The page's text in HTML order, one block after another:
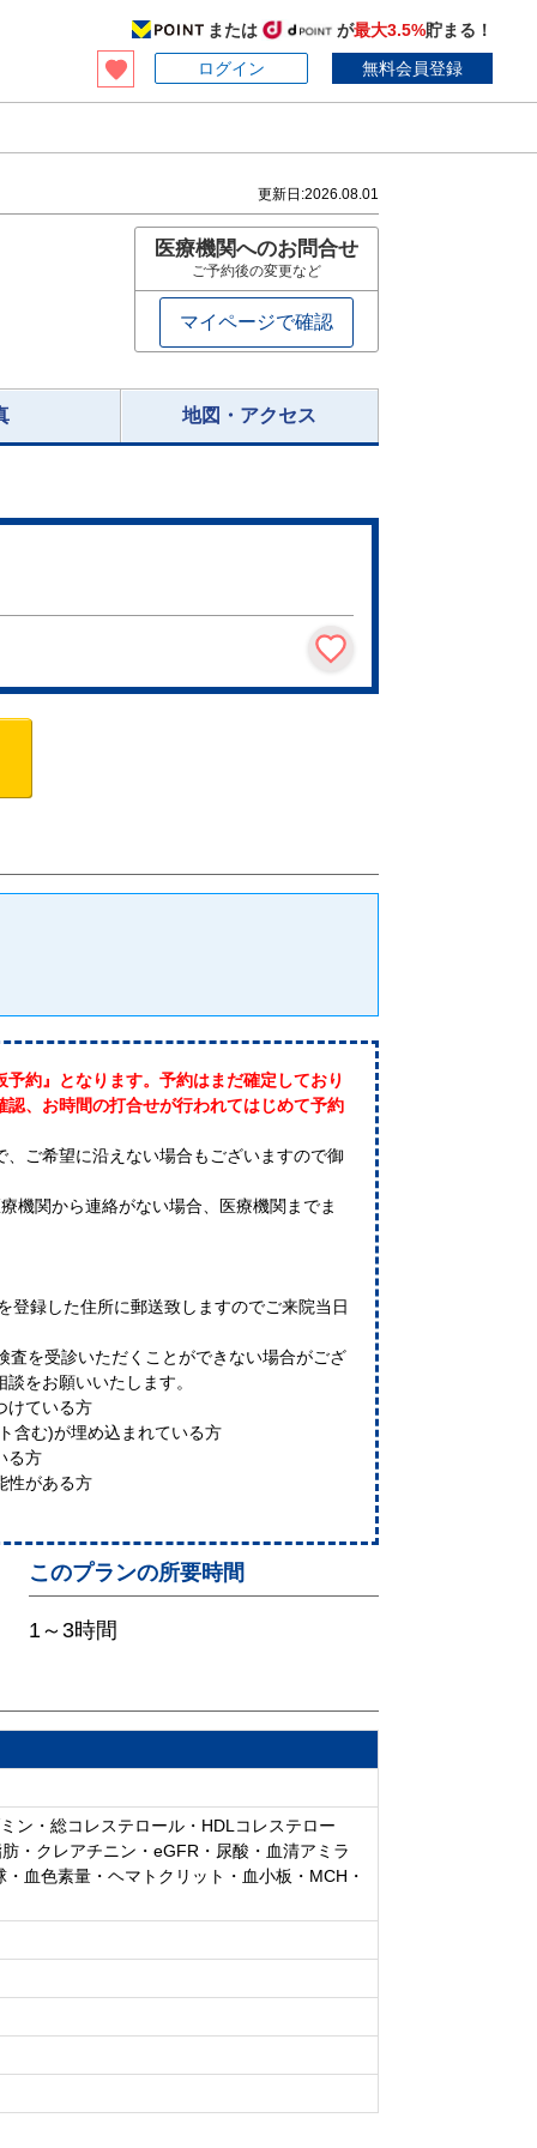
または が最大3.5%貯まる！
ログイン
無料会員登録
更新日:2026.08.01
医療機関へのお問合せ
ご予約後の変更など
マイページで確認
地図・アクセス
約』となります。予約はまだ確定しており
、お時間の打合せが行われてはじめて予約
ご希望に沿えない場合もございますので御
機関から連絡がない場合、医療機関までま
録した住所に郵送致しますのでご来院当日
を受診いただくことができない場合がござ
をお願いいたします。
けている方
含む)が埋め込まれている方
る方
性がある方
このプランの所要時間
1～3時間
ン・総コレステロール・HDLコレステロー
・クレアチニン・eGFR・尿酸・血清アミラ
血色素量・ヘマトクリット・血小板・MCH・